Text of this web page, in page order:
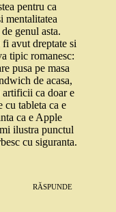
pentru ca
mentalitatea
genul asta.
avut dreptate si
tipic romanesc:
pusa pe masa
de acasa,
artificii ca doar e
cu tableta ca e
ca e Apple
ilustra punctul
cu siguranta.
RĂSPUNDE